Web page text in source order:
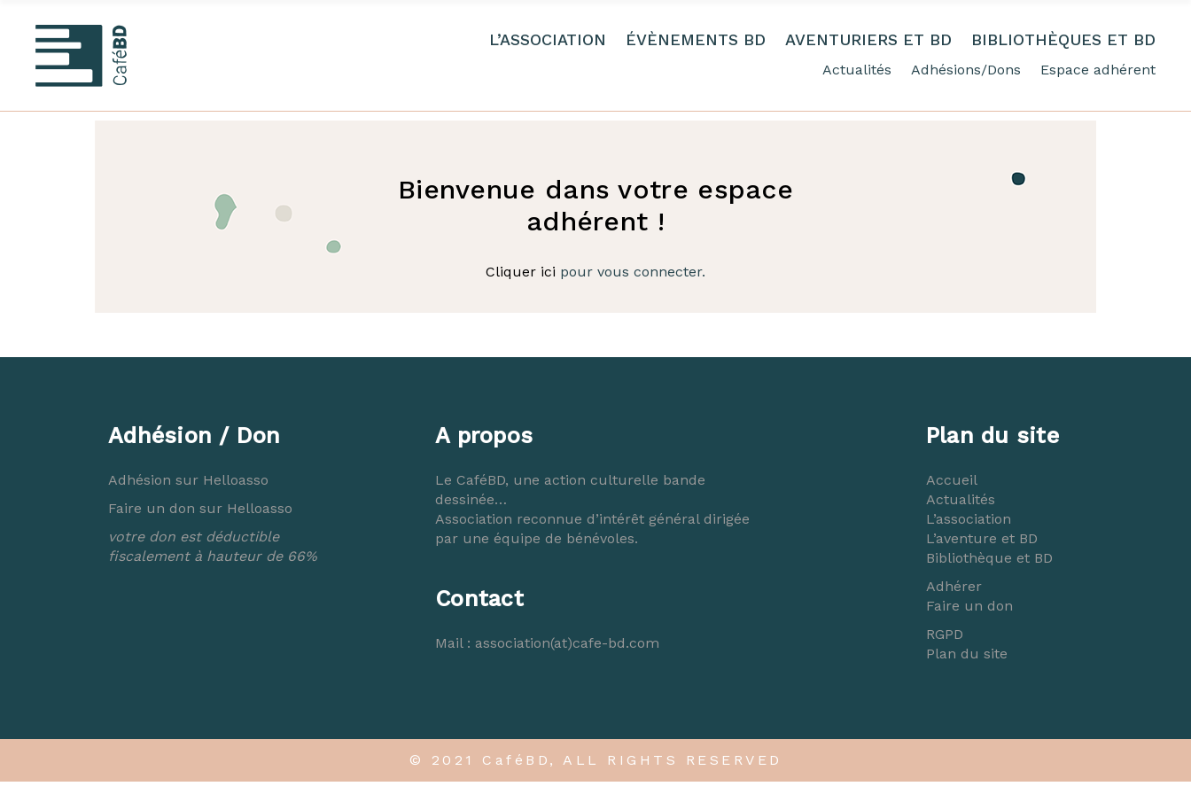
L’ASSOCIATION ÉVÈNEMENTS BD AVENTURIERS ET BD BIBLIOTHÈQUES ET BD
Actualités Adhésions/Dons Espace adhérent
Bienvenue dans votre espace
adhérent !
Cliquer ici pour vous connecter.
Adhésion / Don
Adhésion sur Helloasso
Faire un don sur Helloasso
votre don est déductible
fiscalement à hauteur de 66%
A propos
Le CaféBD, une action culturelle bande
dessinée…
Association reconnue d’intérêt général dirigée
par une équipe de bénévoles.
Contact
Mail : association(at)cafe-bd.com
Plan du site
Accueil
Actualités
L’association
L’aventure et BD
Bibliothèque et BD
Adhérer
Faire un don
RGPD
Plan du site
© 2021 CaféBD, ALL RIGHTS RESERVED